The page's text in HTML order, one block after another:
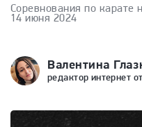
Соревнования по карате
14 июня 2024
Валентина
редактор интернет